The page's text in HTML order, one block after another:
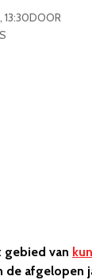
13:30DOOR
gebied van
de afgelopen